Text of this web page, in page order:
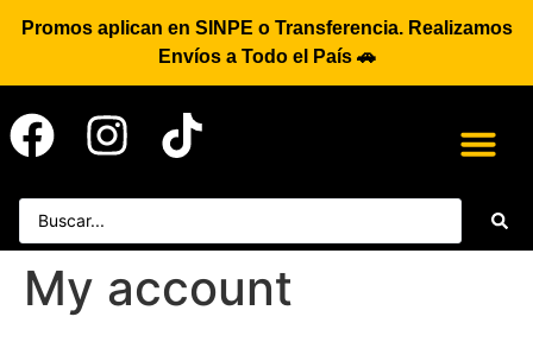
Promos aplican en SINPE o Transferencia. Realizamos
Envíos a Todo el País 🚗
My account